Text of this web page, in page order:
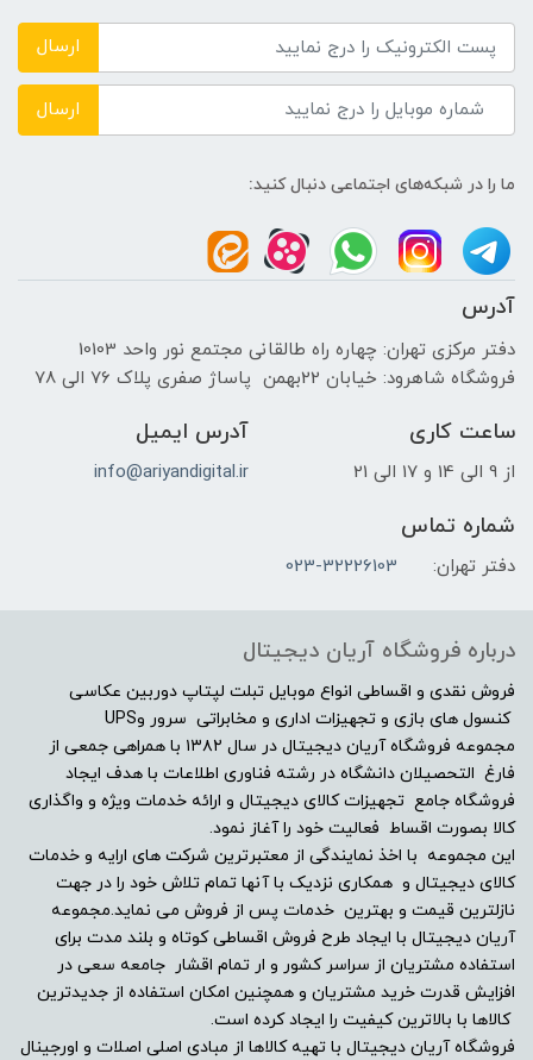
حافظه دستگاه
---
نوع حافظه داخلی
512GB SSD
سازنده پردازنده گرافیکی
INTEL
بدون حافظه‌ی گرافیکی مجزا
اندازه صفحه نمایش
15.6"
نوع صفحه نمایش
Full HD (1920×1080) TN
دقت صفحه نمایش
-
ارسال
ارسال
ما را در شبکه‌های اجتماعی دنبال کنید:
آدرس
دفتر مرکزی تهران: چهاره راه طالقانی مجتمع نور واحد 10103
فروشگاه شاهرود: خیابان 22بهمن پاساژ صفری پلاک 76 الی 78
ساعت کاری
از 9 الی 14 و 17 الی 21
آدرس ایمیل
info@ariyandigital.ir
شماره تماس
دفتر تهران: 023-32226103
درباره فروشگاه آریان دیجیتال
فروش نقدی و اقساطی انواع موبایل تبلت لپتاپ دوربین عکاسی
کنسول های بازی و تجهیزات اداری و مخابراتی سرور وUPS
مجموعه فروشگاه آریان دیجیتال در سال ۱۳۸۲ با همراهی جمعی از
فارغ التحصیلان دانشگاه در رشته فناوری اطلاعات با هدف ایجاد
فروشگاه جامع تجهیزات کالای دیجیتال و ارائه خدمات ویژه و واگذاری
کالا بصورت اقساط فعالیت خود را آغاز نمود.
این مجموعه با اخذ نمایندگی از معتبرترین شرکت های ارایه و خدمات
کالای دیجیتال و همکاری نزدیک با آنها تمام تلاش خود را در جهت
نازلترین قیمت و بهترین خدمات پس از فروش می نماید.مجموعه
آریان دیجیتال با ایجاد طرح فروش اقساطی کوتاه و بلند مدت برای
استفاده مشتریان از سراسر کشور و ار تمام اقشار جامعه سعی در
افزایش قدرت خرید مشتریان و همچنین امکان استفاده از جدیدترین
کالاها با بالاترین کیفیت را ایجاد کرده است.
فروشگاه آریان دیجیتال با تهیه کالاها از مبادی اصلی اصلات و اورجینال